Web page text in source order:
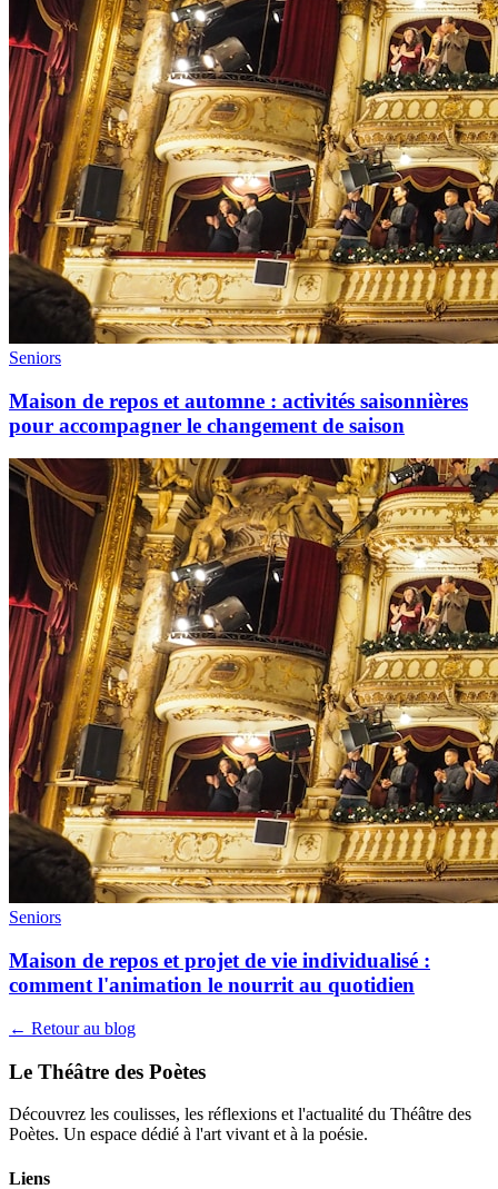
Seniors
Maison de repos et automne : activités saisonnières
pour accompagner le changement de saison
Seniors
Maison de repos et projet de vie individualisé :
comment l'animation le nourrit au quotidien
← Retour au blog
Le Théâtre des Poètes
Découvrez les coulisses, les réflexions et l'actualité du Théâtre des
Poètes. Un espace dédié à l'art vivant et à la poésie.
Liens